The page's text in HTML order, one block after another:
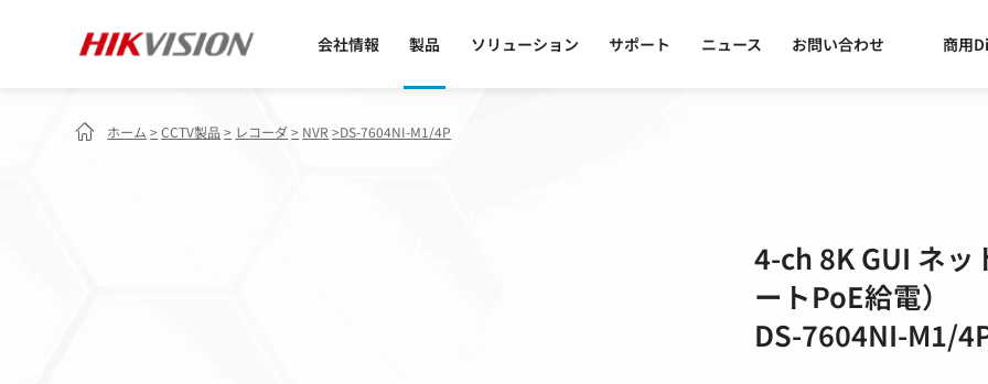
会社情報 製品 ソリューション サポート ニュース お問い合わせ 商用
ホーム >CCTV製品 > レコーダ> NVR >DS-7604NI-M1/4P
4-ch 8K GUI ネ
ートPoE給電）
DS-7604NI-M1/